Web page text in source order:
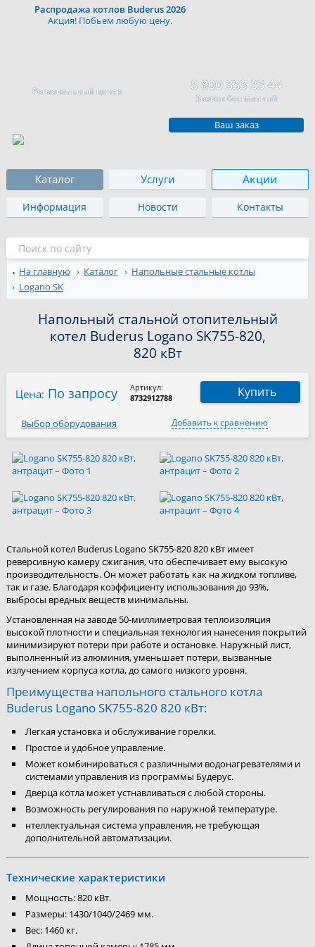
Распродажа котлов Buderus 2026
Акция! Побьем любую цену.
Региональный центр 8 800 333 33 44
Звонок бесплатный
Ваш заказ
Каталог Услуги Акции
Информация Новости Контакты
На главную Каталог
Напольные стальные котлы
Logano SK
Напольный стальной отопительный
котел Buderus Logano SK755-820,
820 кВт
Цена: По запросу
Артикул:
8732912788
Купить
Выбор оборудования Добавить к сравнению
Стальной котел Buderus Logano SK755-820 820 кВт имеет
реверсивную камеру сжигания, что обеспечивает ему высокую
производительность. Он может работать как на жидком топливе,
так и газе. Благодаря коэффициенту использования до 93%,
выбросы вредных веществ минимальны.
Установленная на заводе 50-миллиметровая теплоизоляция
высокой плотности и специальная технология нанесения покрытий
минимизируют потери при работе и остановке. Наружный лист,
выполненный из алюминия, уменьшает потери, вызванные
излучением корпуса котла, до самого низкого уровня.
Преимущества напольного стального котла
Buderus Logano SK755-820 820 кВт:
Легкая установка и обслуживание горелки.
Простое и удобное управление.
Может комбинироваться с различными водонагревателями и
системами управления из программы Будерус.
Дверца котла может устнавливаться с любой стороны.
Возможность регулирования по наружной температуре.
нтеллектуальная система управления, не требующая
дополнительной автоматизации.
Технические характеристики
Мощность: 820 кВт.
Размеры: 1430/1040/2469 мм.
Вес: 1460 кг.